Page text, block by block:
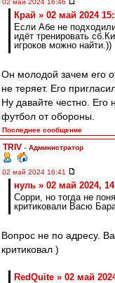
02 май 2024 16:46
Край » 02 май 2024
Если Абе не
идёт тренировать
игроков можно найти.))
Он молодой зачем его
не теряет. Его
Ну давайте честно. Его
футбол от обороны.
Последнее сообщение
TRIV - Администратор
02 май 2024 16:41
нуль » 02 май 2024,
Сорри, но тогда не
критиковали Васю
Вопрос не по адресу.
критиковал )
RedQuite » 02 май